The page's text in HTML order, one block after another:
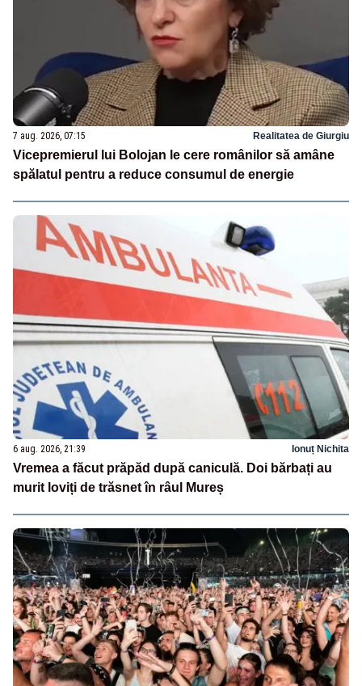
7 aug. 2026, 07:15 Realitatea de Giurgiu
Vicepremierul lui Bolojan le cere românilor să amâne
spălatul pentru a reduce consumul de energie
6 aug. 2026, 21:39 Ionuț Nichita
Vremea a făcut prăpăd după caniculă. Doi bărbați au
murit loviți de trăsnet în râul Mureș